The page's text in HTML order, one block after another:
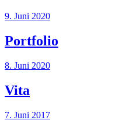
9. Juni 2020
Portfolio
8. Juni 2020
Vita
7. Juni 2017